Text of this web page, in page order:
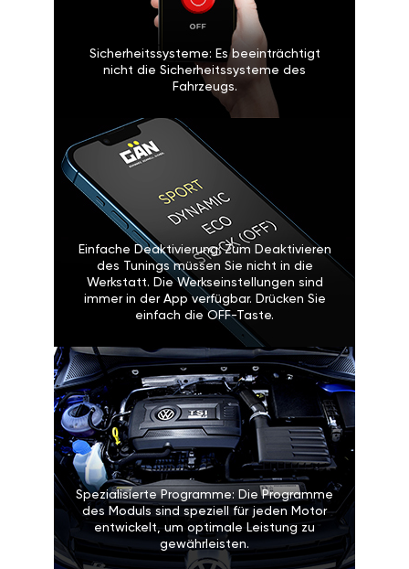
Sicherheitssysteme: Es beeinträchtigt
nicht die Sicherheitssysteme des
Fahrzeugs.
Einfache Deaktivierung: Zum Deaktivieren
des Tunings müssen Sie nicht in die
Werkstatt. Die Werkseinstellungen sind
immer in der App verfügbar. Drücken Sie
einfach die OFF-Taste.
Spezialisierte Programme: Die Programme
des Moduls sind speziell für jeden Motor
entwickelt, um optimale Leistung zu
gewährleisten.